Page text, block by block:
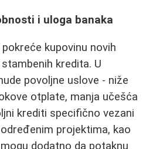
i uloga banaka
kupovinu novih
kredita. U
povoljne uslove - niže
otplate, manja učešća
krediti specifično vezani
projektima, kao
dodatno da potaknu